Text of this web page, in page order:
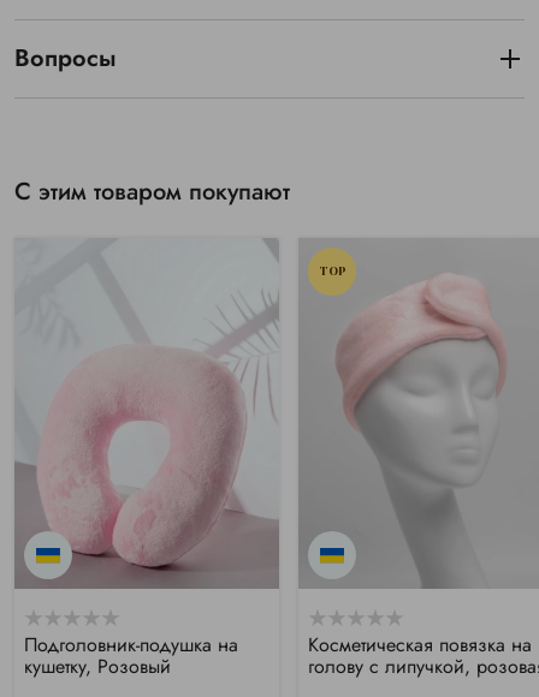
Вопросы
С этим товаром покупают
Подголовник-подушка на
кушетку, Розовый
TOP
Косметическая повязка на
голову с липучкой,